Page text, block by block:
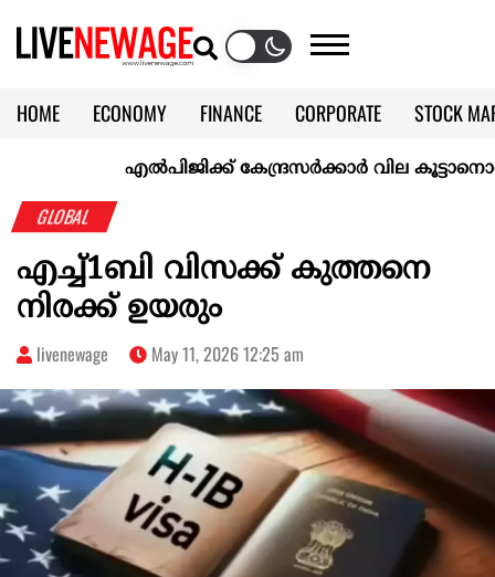
HOME ECONOMY FINANCE CORPORATE
STOCK
KERALA @70
എല്‍പിജിക്ക് കേന്ദ്രസർക്കാർ വില
GLOBAL
എച്ച്1ബി വിസക്ക് കുത്തനെ
നിരക്ക് ഉയരും
livenewage May 11, 2026 12:25 am